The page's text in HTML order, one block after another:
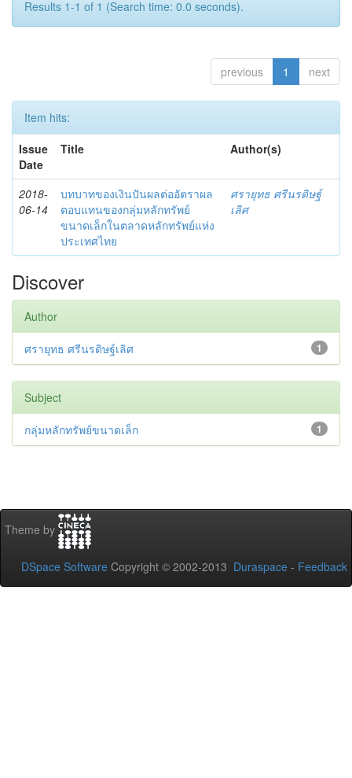
Results 1-1 of 1 (Search time: 0.0 seconds).
previous 1 next
Item hits:
Issue
Date
Title Author(s)
2018-
06-14
บทบาทของเงินปันผลต่ออัตราผล
ตอบแทนของกลุ่มหลักทรัพย์
ขนาดเล็กในตลาดหลักทรัพย์แห่ง
ประเทศไทย
ศรายุทธ ศรีนรดิษฐ์
เลิศ
Discover
Author
1
ศรายุทธ ศรีนรดิษฐ์เลิศ
Subject
1
กลุ่มหลักทรัพย์ขนาดเล็ก
Theme by
DSpace Software Copyright © 2002-2013 Duraspace - Feedback